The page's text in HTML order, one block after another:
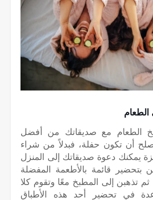
الطعام مع صديقاتك من أفضل
تصلح أن تكون حفلة، فبدلاً من شراء
يمكنك دعوة صديقاتك إلى المنزل
بتحضير قائمة بالأطعمة المفضلة
ثم تذهبن إلى المطبخ معًا وتقوم كلا
في تحضير أحد هذه الأطباق